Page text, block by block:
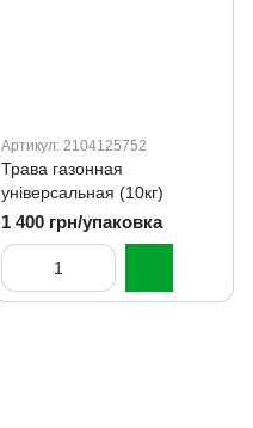
Артикул: 2104125752
Трава газонная
універсальная (10кг)
1 400 грн/упаковка